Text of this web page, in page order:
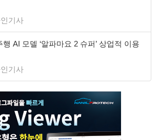
기사
AI 모델 ‘알파마요 2 슈퍼’ 상업적 이용
기사